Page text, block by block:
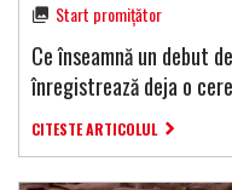
Start promițător
Ce înseamnă un debut
înregistrează deja o
CITESTE ARTICOLUL